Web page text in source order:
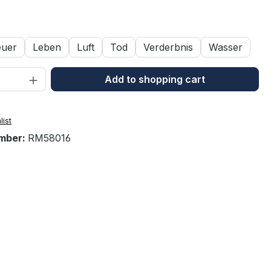
Leben Luft Tod Verderbnis Wasser
Quantity: Enter the desired amount
Add to shopping cart
RM58016